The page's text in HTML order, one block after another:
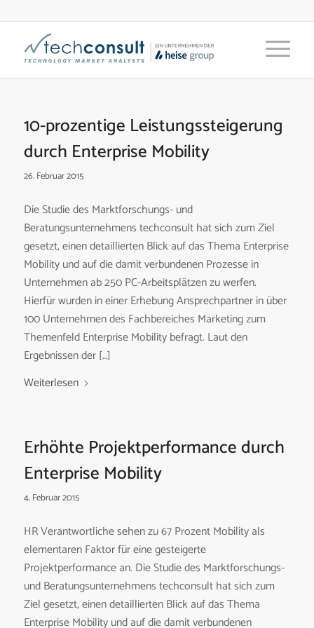
10-prozentige Leistungssteigerung
durch Enterprise Mobility
26. Februar 2015
Die Studie des Marktforschungs- und
Beratungsunternehmens techconsult hat sich zum Ziel
gesetzt, einen detaillierten Blick auf das Thema Enterprise
Mobility und auf die damit verbundenen Prozesse in
Unternehmen ab 250 PC-Arbeitsplätzen zu werfen.
Hierfür wurden in einer Erhebung Ansprechpartner in über
100 Unternehmen des Fachbereiches Marketing zum
Themenfeld Enterprise Mobility befragt. Laut den
Ergebnissen der […]
Weiterlesen
Erhöhte Projektperformance durch
Enterprise Mobility
4. Februar 2015
HR Verantwortliche sehen zu 67 Prozent Mobility als
elementaren Faktor für eine gesteigerte
Projektperformance an. Die Studie des Marktforschungs-
und Beratungsunternehmens techconsult hat sich zum
Ziel gesetzt, einen detaillierten Blick auf das Thema
Enterprise Mobility und auf die damit verbundenen